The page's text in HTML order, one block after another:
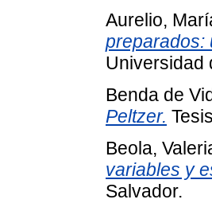
Aurelio,
preparados:
Universidad
Benda de
Peltzer.
Beola,
variables y
Salvador.